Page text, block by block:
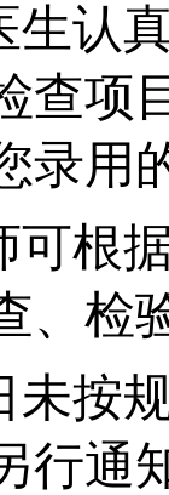
生认
查项
录用
可根
、检
未按
行通